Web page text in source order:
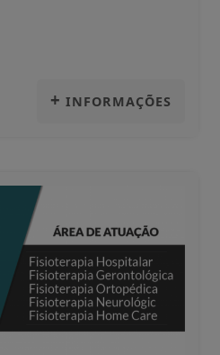
+ INFORMAÇÕES